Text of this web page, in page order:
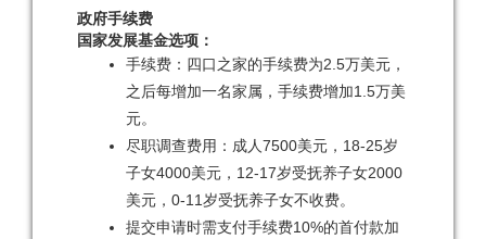
​政府手续费
​国家发展基金选项：
手续费：四口之家的手续费为2.5万美元，
之后每增加一名家属，手续费增加1.5万美
元。
尽职调查费用：成人7500美元，18-25岁
子女4000美元，12-17岁受抚养子女2000
美元，0-11岁受抚养子女不收费。
提交申请时需支付手续费10%的首付款加